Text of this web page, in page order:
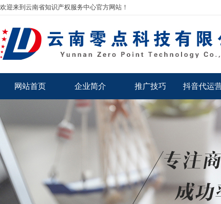
欢迎来到云南省知识产权服务中心官方网站！
网站首页 企业简介 推广技巧 抖音代运